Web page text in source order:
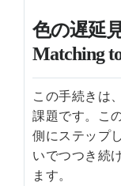
色の遅延
Matching
この手続きは
課題です。こ
側にステップ
いでつつき続
ます。